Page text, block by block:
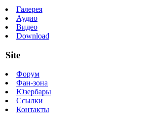
Галерея
Аудио
Видео
Download
Site
Форум
Фан-зона
Юзербары
Ссылки
Контакты